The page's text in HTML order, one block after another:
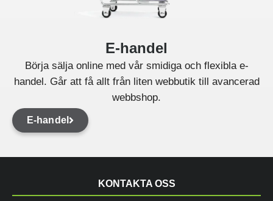
E-handel
Börja sälja online med vår smidiga och flexibla e-
handel. Går att få allt från liten webbutik till avancerad
webbshop.
E-handel
KONTAKTA OSS